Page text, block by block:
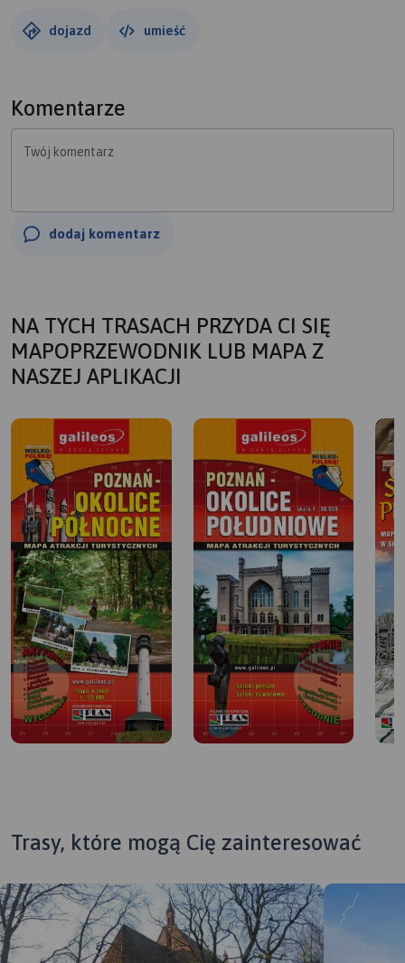
dojazd umieść
Komentarze
Twój komentarz
dodaj komentarz
NA TYCH TRASACH PRZYDA CI SIĘ
MAPOPRZEWODNIK LUB MAPA Z
NASZEJ APLIKACJI
Trasy, które mogą Cię zainteresować